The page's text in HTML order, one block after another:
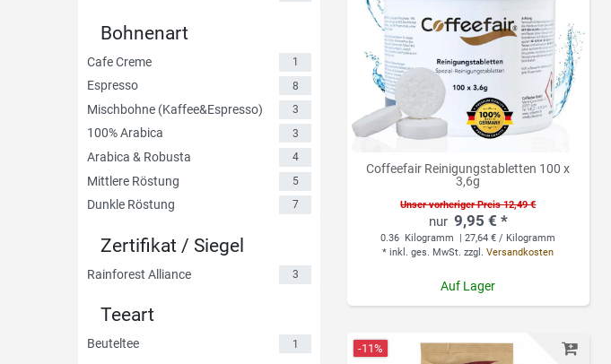
Bohnenart
Cafe Creme 1
Espresso 8
Mischbohne (Kaffee&Espresso) 3
100% Arabica 3
Arabica & Robusta 4
Mittlere Röstung 5
Dunkle Röstung 7
Zertifikat / Siegel
Rainforest Alliance 3
Teeart
Beuteltee 1
Coffeefair Reinigungstabletten 100 x
3,6g
Unser vorheriger Preis 12,49 €
9,95 € *
0.36 Kilogramm
| 27,64 € / Kilogramm
*inkl. ges. MwSt. zzgl.Versandkosten
Auf Lager
-11%